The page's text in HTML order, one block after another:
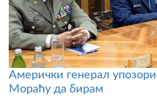
Амерички генерал
Мораћу да бирам